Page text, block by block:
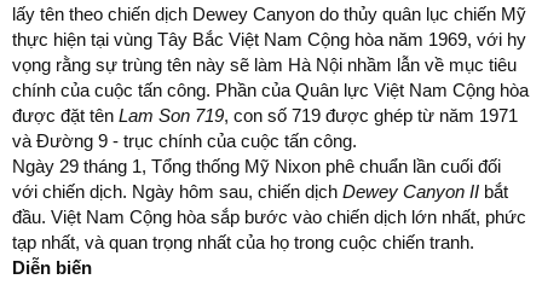
lấy tên theo chiến dịch Dewey Canyon do thủy quân lục chiến Mỹ
thực hiện tại vùng Tây Bắc Việt Nam Cộng hòa năm 1969, với hy
vọng rằng sự trùng tên này sẽ làm Hà Nội nhầm lẫn về mục tiêu
chính của cuộc tấn công. Phần của Quân lực Việt Nam Cộng hòa
được đặt tên Lam Son 719, con số 719 được ghép từ năm 1971
và Đường 9 - trục chính của cuộc tấn công.
Ngày 29 tháng 1, Tổng thống Mỹ Nixon phê chuẩn lần cuối đối
với chiến dịch. Ngày hôm sau, chiến dịch Dewey Canyon II bắt
đầu. Việt Nam Cộng hòa sắp bước vào chiến dịch lớn nhất, phức
tạp nhất, và quan trọng nhất của họ trong cuộc chiến tranh.
Diễn biến